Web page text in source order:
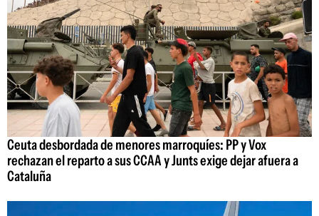
Ceuta desbordada de menores marroquíes: PP y Vox
rechazan el reparto a sus CCAA y Junts exige dejar afuera a
Cataluña